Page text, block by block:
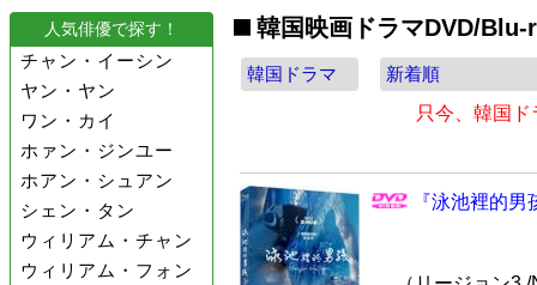
人気俳優で探す！
チャン・イーシン
ヤン・ヤン
ワン・カイ
ホァン・ジンユー
ホアン・シュアン
シェン・タン
ウィリアム・チャン
ウィリアム・フォン
韓国映画ドラマDVD/Blu-
只今、韓国
『泳池裡的